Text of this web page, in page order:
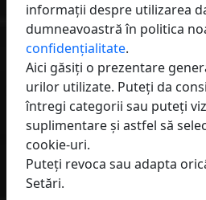
Johann
Baaboo
informații despre utilizarea
dumneavoastră în politica
confidențialitate.
Aici găsiți o prezentare
urilor utilizate. Puteți da
întregi categorii sau puteți
suplimentare și astfel să
cookie-uri.
Puteți revoca sau adapta
Setări.